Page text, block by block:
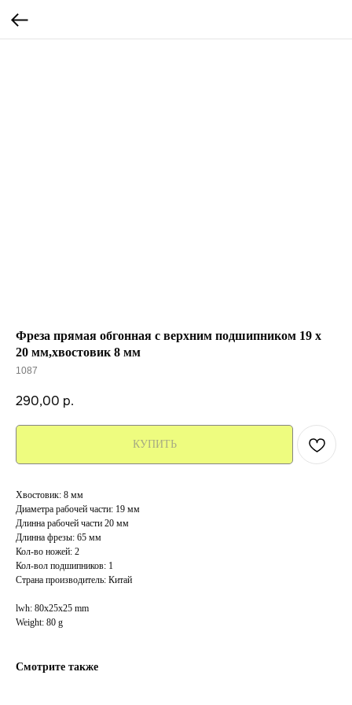
Фреза прямая обгонная с верхним подшипником 19 х
20 мм,хвостовик 8 мм
1087
290,00 р.
КУПИТЬ
Хвостовик: 8 мм
Диаметра рабочей части: 19 мм
Длинна рабочей части 20 мм
Длинна фрезы: 65 мм
Кол-во ножей: 2
Кол-вол подшипников: 1
Страна производитель: Китай
lwh: 80x25x25 mm
Weight: 80 g
Смотрите также